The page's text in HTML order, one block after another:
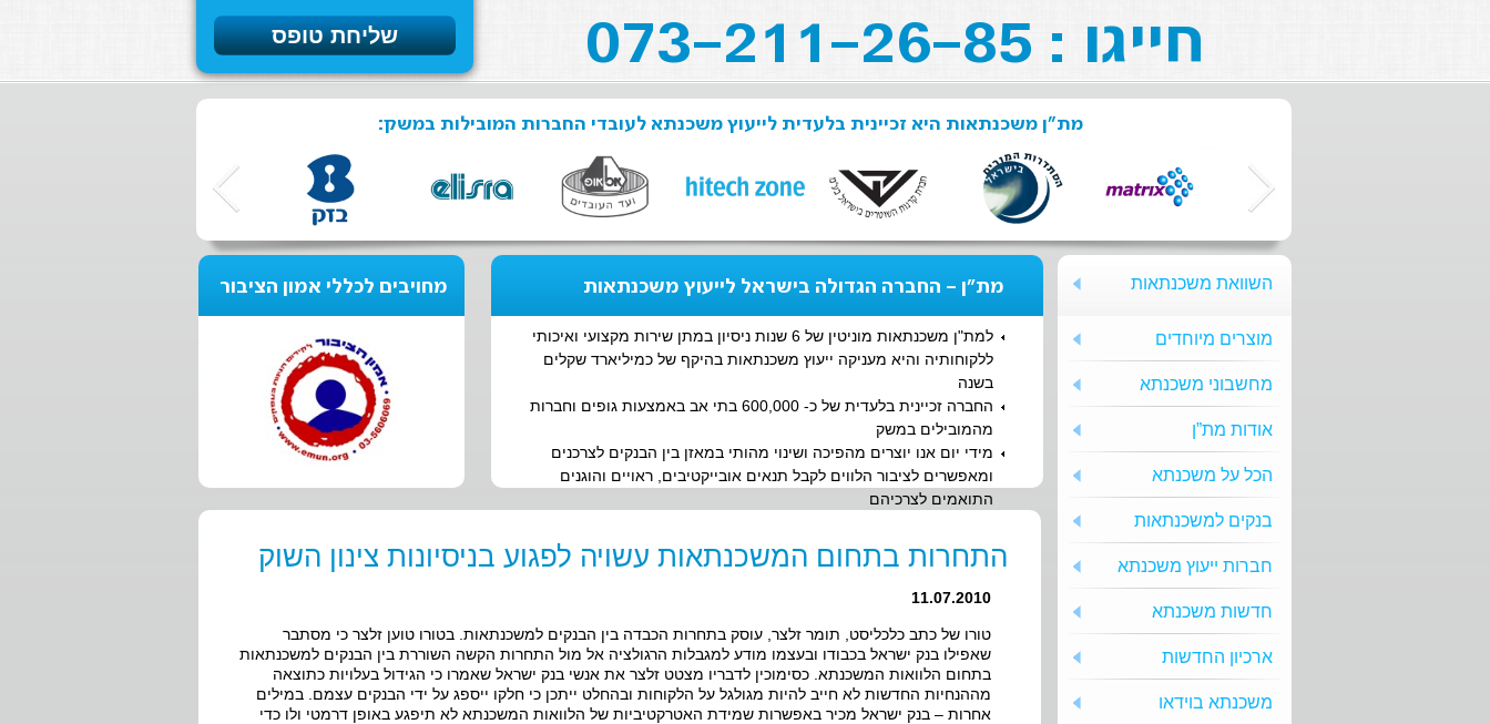
חייגו : 073-211-26-85
מת"ן משכנתאות היא זכיינית בלעדית לייעוץ משכנתא לעובדי החברות המובילות במשק:
השוואת משכנתאות
מוצרים מיוחדים
מחשבוני משכנתא
אודות מת”ן
הכל על משכנתא
בנקים למשכנתאות
חברות ייעוץ משכנתא
חדשות משכנתא
ארכיון החדשות
משכנתא בוידאו
מחויבים לכללי אמון הציבור מת"ן - החברה הגדולה בישראל לייעוץ משכנתאות
למת"ן משכנתאות מוניטין של 6 שנות ניסיון במתן שירות מקצועי ואיכותי
ללקוחותיה והיא מעניקה ייעוץ משכנתאות בהיקף של כמיליארד שקלים
בשנה
החברה זכיינית בלעדית של כ- 600,000 בתי אב באמצעות גופים וחברות
מהמובילים במשק
מידי יום אנו יוצרים מהפיכה ושינוי מהותי במאזן בין הבנקים לצרכנים
ומאפשרים לציבור הלווים לקבל תנאים אובייקטיבים, ראויים והוגנים
התואמים לצרכיהם
התחרות בתחום המשכנתאות עשויה לפגוע בניסיונות צינון השוק
11.07.2010
טורו של כתב כלכליסט, תומר זלצר, עוסק בתחרות הכבדה בין הבנקים למשכנתאות. בטורו טוען זלצר כי מסתבר
שאפילו בנק ישראל בכבודו ובעצמו מודע למגבלות הרגולציה אל מול התחרות הקשה השוררת בין הבנקים למשכנתאות
בתחום הלוואות המשכנתא. כסימוכין לדבריו מצטט זלצר את אנשי בנק ישראל שאמרו כי הגידול בעלויות כתוצאה
מההנחיות החדשות לא חייב להיות מגולגל על הלקוחות ובהחלט ייתכן כי חלקו ייספג על ידי הבנקים עצמם. במילים
אחרות – בנק ישראל מכיר באפשרות שמידת האטרקטיביות של הלוואות המשכנתא לא תיפגע באופן דרמטי ולו כדי